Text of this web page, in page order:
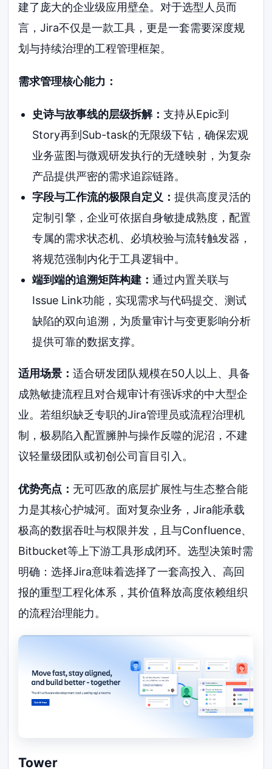
建了庞大的企业级应用壁垒。对于选型人员而
言，Jira不仅是一款工具，更是一套需要深度规
划与持续治理的工程管理框架。
需求管理核心能力：
史诗与故事线的层级拆解： 支持从Epic到
Story再到Sub-task的无限级下钻，确保宏观
业务蓝图与微观研发执行的无缝映射，为复杂
产品提供严密的需求追踪链路。
字段与工作流的极限自定义： 提供高度灵活的
定制引擎，企业可依据自身敏捷成熟度，配置
专属的需求状态机、必填校验与流转触发器，
将规范强制内化于工具逻辑中。
端到端的追溯矩阵构建： 通过内置关联与
Issue Link功能，实现需求与代码提交、测试
缺陷的双向追溯，为质量审计与变更影响分析
提供可靠的数据支撑。
适用场景：适合研发团队规模在50人以上、具备
成熟敏捷流程且对合规审计有强诉求的中大型企
业。若组织缺乏专职的Jira管理员或流程治理机
制，极易陷入配置臃肿与操作反噬的泥沼，不建
议轻量级团队或初创公司盲目引入。
优势亮点： 无可匹敌的底层扩展性与生态整合能
力是其核心护城河。面对复杂业务，Jira能承载
极高的数据吞吐与权限并发，且与Confluence、
Bitbucket等上下游工具形成闭环。选型决策时需
明确：选择Jira意味着选择了一套高投入、高回
报的重型工程化体系，其价值释放高度依赖组织
的流程治理能力。
Tower